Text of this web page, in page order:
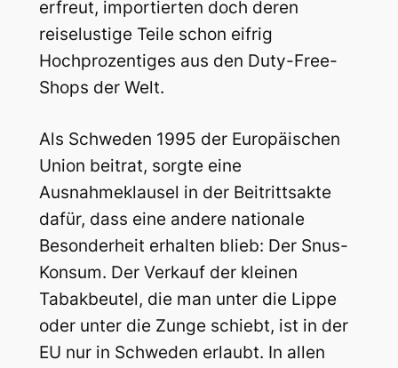
erfreut, importierten doch deren
reiselustige Teile schon eifrig
Hochprozentiges aus den Duty-Free-
Shops der Welt.
Als Schweden 1995 der Europäischen
Union beitrat, sorgte eine
Ausnahmeklausel in der Beitrittsakte
dafür, dass eine andere nationale
Besonderheit erhalten blieb: Der Snus-
Konsum. Der Verkauf der kleinen
Tabakbeutel, die man unter die Lippe
oder unter die Zunge schiebt, ist in der
EU nur in Schweden erlaubt. In allen